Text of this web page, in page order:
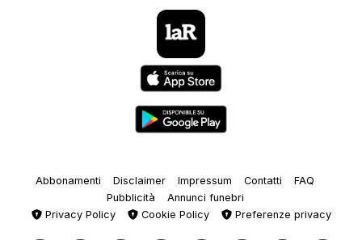
Abbonamenti Disclaimer Impressum Contatti
FAQ
Pubblicità
Annunci funebri
Privacy Policy
Cookie Policy Preferenze privacy